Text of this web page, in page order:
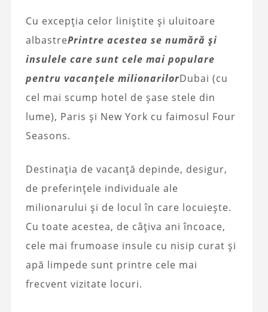
Cu excepția celor liniștite și uluitoare
albastrePrintre acestea se numără și
insulele care sunt cele mai populare
pentru vacanțele milionarilorDubai (cu
cel mai scump hotel de șase stele din
lume), Paris și New York cu faimosul Four
Seasons.
Destinația de vacanță depinde, desigur,
de preferințele individuale ale
milionarului și de locul în care locuiește.
Cu toate acestea, de câțiva ani încoace,
cele mai frumoase insule cu nisip curat și
apă limpede sunt printre cele mai
frecvent vizitate locuri.